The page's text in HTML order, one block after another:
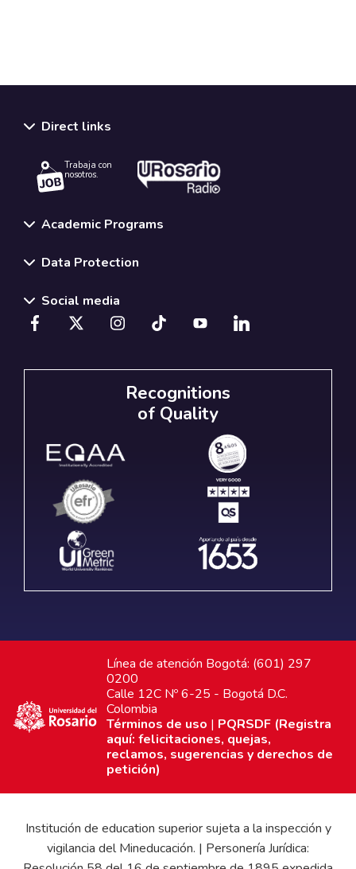
Direct links
Trabaja con
nosotros.
Academic Programs
Data Protection
Social media
Recognitions
of Quality
Línea de atención Bogotá: (601) 297
0200
Calle 12C Nº 6-25 - Bogotá D.C.
Colombia
Términos de uso | PQRSDF (Registra
aquí: felicitaciones, quejas,
reclamos, sugerencias y derechos de
petición)
Institución de education superior sujeta a la inspección y
vigilancia del Mineducación. | Personería Jurídica: